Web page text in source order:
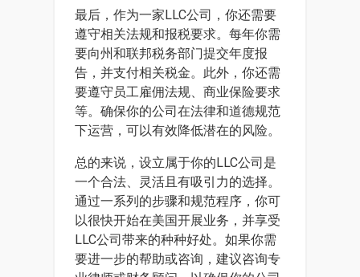
最后，作为一家LLC公司，你还需要
遵守相关法规和报税要求。每年你需
要向州和联邦税务部门提交年度报
告，并支付相关税金。此外，你还需
要遵守员工雇佣法规、商业保险要求
等。确保你的公司在法律和道德规范
下运营，可以有效降低潜在的风险。
总的来说，设立属于你的LLC公司是
一个合法、灵活且有吸引力的选择。
通过一系列的步骤和规范程序，你可
以很快开始在美国开展业务，并享受
LLC公司带来的种种好处。如果你需
要进一步的帮助或咨询，建议咨询专